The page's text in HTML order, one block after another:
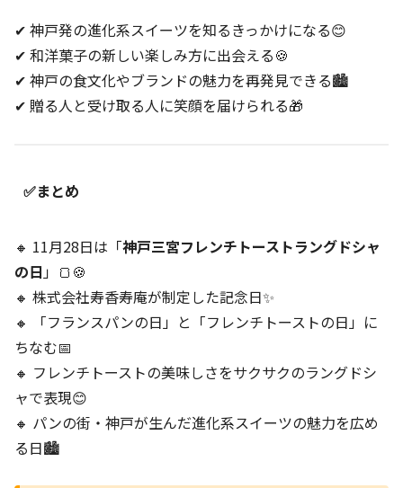
✔ 神戸発の進化系スイーツを知るきっかけになる😊
✔ 和洋菓子の新しい楽しみ方に出会える🍪
✔ 神戸の食文化やブランドの魅力を再発見できる🏙️
✔ 贈る人と受け取る人に笑顔を届けられる🎁
✅まとめ
🔸 11月28日は「神戸三宮フレンチトーストラングドシャ
の日 」🍞🍪
🔸 株式会社寿香寿庵が制定した記念日✨
🔸 「フランスパンの日」と「フレンチトーストの日」に
ちなむ📅
🔸 フレンチトーストの美味しさをサクサクのラングドシ
ャで表現😊
🔸 パンの街・神戸が生んだ進化系スイーツの魅力を広め
る日🏙️